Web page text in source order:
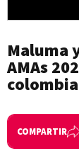
Maluma
AMAs
COMPARTIR